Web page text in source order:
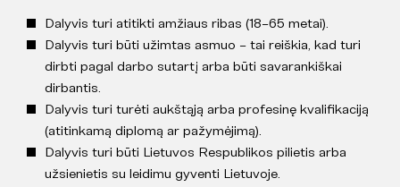
Dalyvis turi atitikti amžiaus ribas (18–65 metai).
Dalyvis turi būti užimtas asmuo – tai reiškia, kad turi
dirbti pagal darbo sutartį arba būti savarankiškai
dirbantis.
Dalyvis turi turėti aukštąją arba profesinę kvalifikaciją
(atitinkamą diplomą ar pažymėjimą).
Dalyvis turi būti Lietuvos Respublikos pilietis arba
užsienietis su leidimu gyventi Lietuvoje.